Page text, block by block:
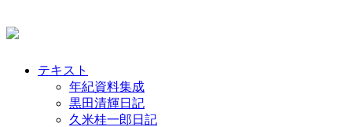
テキスト
年紀資料集成
黒田清輝日記
久米桂一郎日記